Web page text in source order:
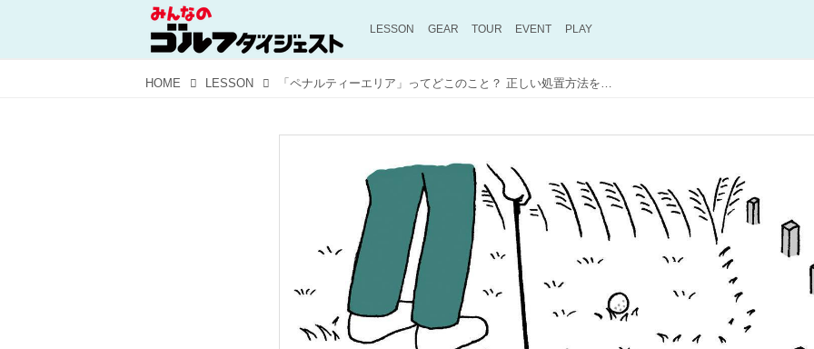
LESSON GEAR TOUR EVENT PLAY
HOME LESSON 「ペナルティーエリア」ってどこのこと？ 正しい処置方法をまとめて解説【ゴルフルール早わかり集】